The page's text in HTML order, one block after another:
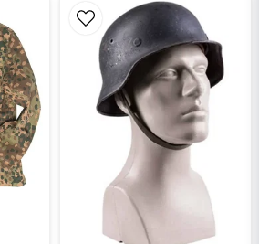
Send question